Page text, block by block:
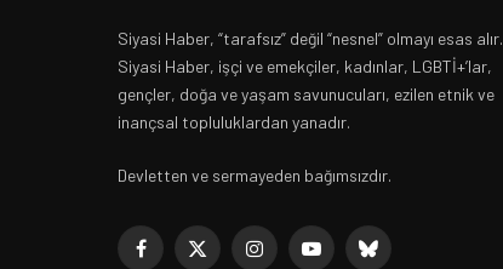
Siyasi Haber, “tarafsız” değil “nesnel” olmayı esas alır.
Siyasi Haber, işçi ve emekçiler, kadınlar, LGBTİ+’lar,
gençler, doğa ve yaşam savunucuları, ezilen etnik ve
inançsal topluluklardan yanadır.
Devletten ve sermayeden bağımsızdır.
Facebook
X InstagramYouTubeBluesky